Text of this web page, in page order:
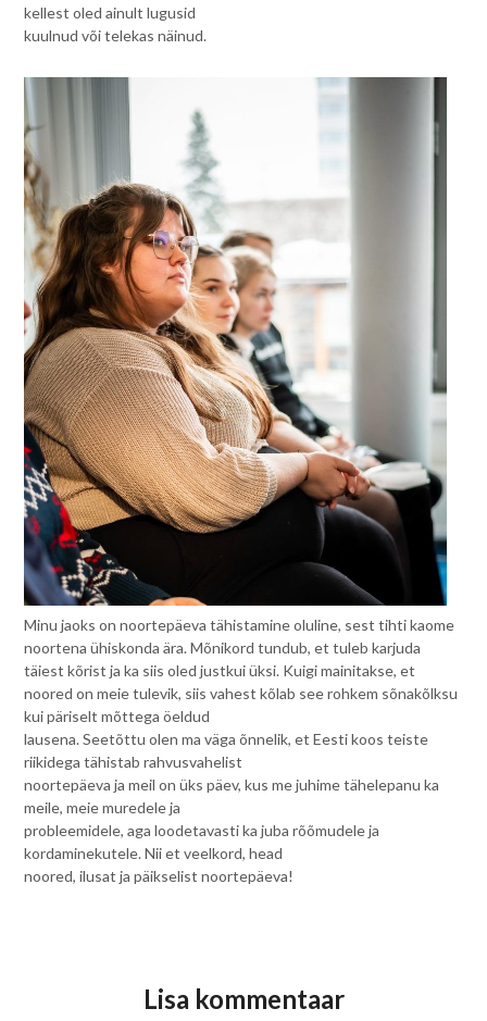
kellest oled ainult lugusid
kuulnud või telekas näinud.
Minu jaoks on noortepäeva tähistamine oluline, sest tihti kaome
noortena ühiskonda ära. Mõnikord tundub, et tuleb karjuda
täiest kõrist ja ka siis oled justkui üksi. Kuigi mainitakse, et
noored on meie tulevik, siis vahest kõlab see rohkem sõnakõlksu
kui päriselt mõttega öeldud
lausena. Seetõttu olen ma väga õnnelik, et Eesti koos teiste
riikidega tähistab rahvusvahelist
noortepäeva ja meil on üks päev, kus me juhime tähelepanu ka
meile, meie muredele ja
probleemidele, aga loodetavasti ka juba rõõmudele ja
kordaminekutele. Nii et veelkord, head
noored, ilusat ja päikselist noortepäeva!
Lisa kommentaar